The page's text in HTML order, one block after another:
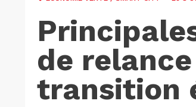
de
transition